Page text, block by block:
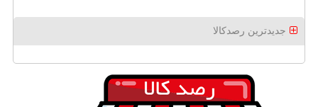
جدیدترین رصدکالا